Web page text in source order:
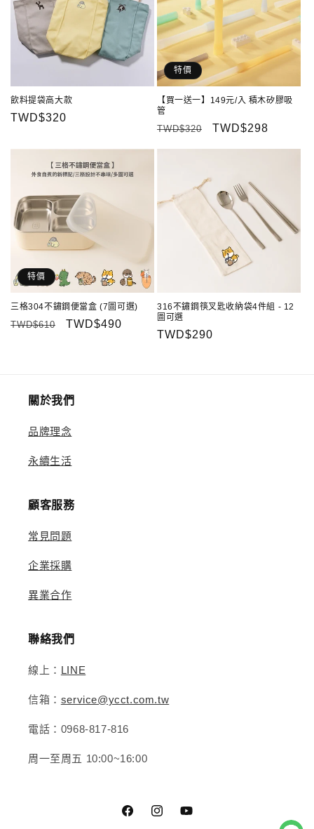
飲料提袋高大款
定
TWD$320
特價
【買一送一】149元/入 積木矽膠吸
管
定
TWD$320
售
TWD$298
特價
三格304不鏽鋼便當盒 (7圖可選)
定
TWD$610
售
TWD$490
316不鏽鋼筷叉匙收納袋4件組 - 12
圖可選
定
TWD$290
關於我們
品牌理念
永續生活
顧客服務
常見問題
企業採購
異業合作
聯絡我們
線上： LINE
信箱： service@ycct.com.tw
電話：0968-817-816
周一至周五 10:00~16:00
FacebookInstagramYouTube